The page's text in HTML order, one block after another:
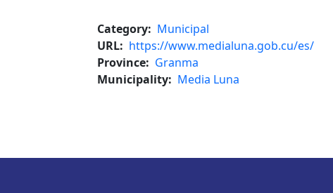
Category
Municipal
URL
https://www.medialuna.gob.cu/es/
Province
Granma
Municipality
Media Luna